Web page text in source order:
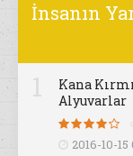
İnsanın
Kana
Alyuvarlar
2016-10-